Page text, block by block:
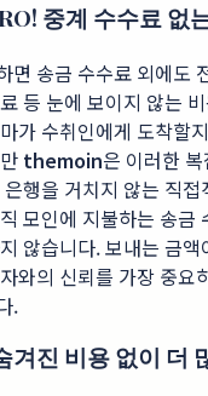
중계 수수료 없
면 송금 수수료 외에도
등 눈에 보이지 않는
가 수취인에게 도착할
themoin은 이러한
행을 거치지 않는 직접
모인에 지불하는 송금
않습니다. 보내는 금액
와의 신뢰를 가장 중요
.
겨진 비용 없이 더